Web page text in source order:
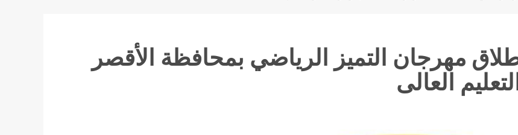
مهرجان التميز الرياضي بمحافظة الأقصر
العالى